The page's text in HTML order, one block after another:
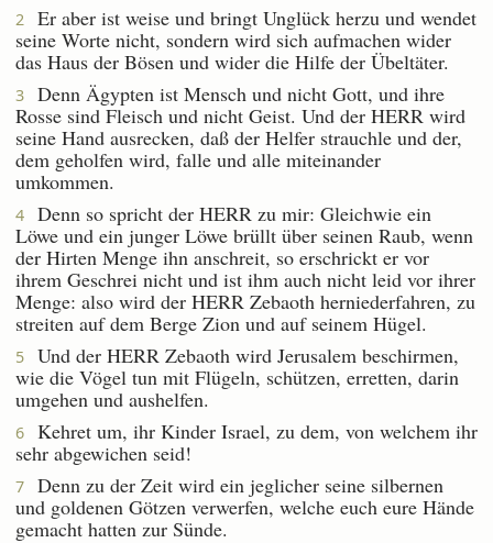
2
Er aber ist weise und bringt Unglück herzu und wendet
seine Worte nicht, sondern wird sich aufmachen wider
das Haus der Bösen und wider die Hilfe der Übeltäter.
3
Denn Ägypten ist Mensch und nicht Gott, und ihre
Rosse sind Fleisch und nicht Geist. Und der HERR wird
seine Hand ausrecken, daß der Helfer strauchle und der,
dem geholfen wird, falle und alle miteinander
umkommen.
4
Denn so spricht der HERR zu mir: Gleichwie ein
Löwe und ein junger Löwe brüllt über seinen Raub, wenn
der Hirten Menge ihn anschreit, so erschrickt er vor
ihrem Geschrei nicht und ist ihm auch nicht leid vor ihrer
Menge: also wird der HERR Zebaoth herniederfahren, zu
streiten auf dem Berge Zion und auf seinem Hügel.
5
Und der HERR Zebaoth wird Jerusalem beschirmen,
wie die Vögel tun mit Flügeln, schützen, erretten, darin
umgehen und aushelfen.
6
Kehret um, ihr Kinder Israel, zu dem, von welchem ihr
sehr abgewichen seid!
7
Denn zu der Zeit wird ein jeglicher seine silbernen
und goldenen Götzen verwerfen, welche euch eure Hände
gemacht hatten zur Sünde.